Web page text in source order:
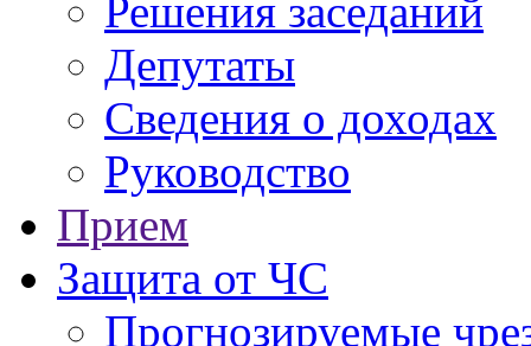
Решения заседаний
Депутаты
Сведения о доходах
Руководство
Прием
Защита от ЧС
Прогнозируемые